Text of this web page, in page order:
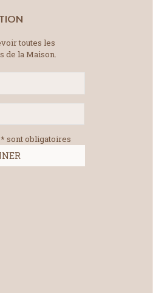
toutes les
de la Maison.
sont obligatoires